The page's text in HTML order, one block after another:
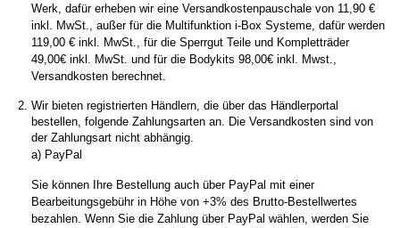
Werk, dafür erheben wir eine Versandkostenpauschale von 11,90 €
inkl. MwSt., außer für die Multifunktion i-Box Systeme, dafür werden
119,00 € inkl. MwSt., für die Sperrgut Teile und Kompletträder
49,00€ inkl. MwSt. und für die Bodykits 98,00€ inkl. Mwst.,
Versandkosten berechnet.
Wir bieten registrierten Händlern, die über das Händlerportal
bestellen, folgende Zahlungsarten an. Die Versandkosten sind von
der Zahlungsart nicht abhängig.
a) PayPal
Sie können Ihre Bestellung auch über PayPal mit einer
Bearbeitungsgebühr in Höhe von +3% des Brutto-Bestellwertes
bezahlen. Wenn Sie die Zahlung über PayPal wählen, werden Sie